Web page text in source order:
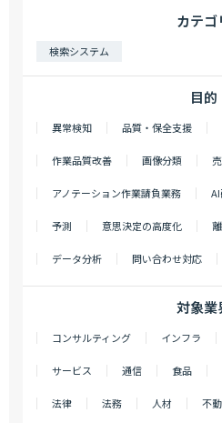
カテゴ
検索システム
目的
異常検知 品質・保全支援
作業品質改善 画像分類
アノテーション作業請負業務
予測 意思決定の高度化
データ分析 問い合わせ対応
対象業
コンサルティング インフラ
サービス 通信 食品
法律 法務 人材 不